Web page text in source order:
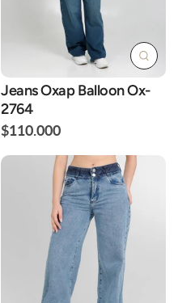
Jeans Oxap Balloon Ox-
2764
$110.000